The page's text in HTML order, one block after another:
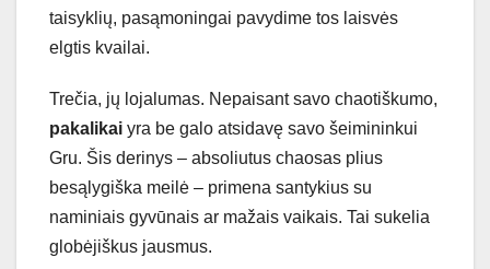
taisyklių, pasąmoningai pavydime tos laisvės
elgtis kvailai.
Trečia, jų lojalumas. Nepaisant savo chaotiškumo,
pakalikai yra be galo atsidavę savo šeimininkui
Gru. Šis derinys – absoliutus chaosas plius
besąlygiška meilė – primena santykius su
naminiais gyvūnais ar mažais vaikais. Tai sukelia
globėjiškus jausmus.